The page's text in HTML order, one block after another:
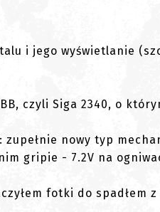
i jego wyświetlanie
czyli Siga 2340, o
nowy typ
gripie - 7.2V na
fotki do spadłem